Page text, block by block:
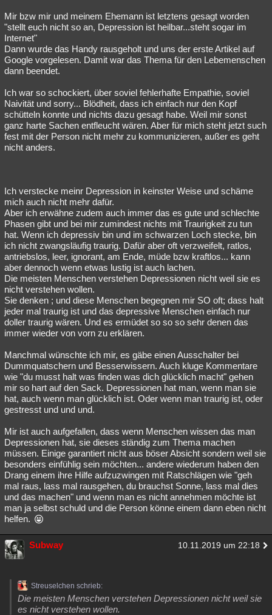
Besucht Teilgenommen Alle Neue Geschlossen
Lesenswert
Mir bzw mir und meinem Ehemann ist letztens gesagt worden
"stellt euch nicht so an, Depression ist heilbar...steht sogar im
Internet"
Dann wurde das Handy rausgeholt und uns der erste Artikel auf
Google vorgelesen. Damit war das Thema für den Lebemenschen
dann beendet.
Ich war so schockiert, über soviel fehlerhafte Empathie, soviel
Naivität und sorry... Blödheit, dass ich einfach nur den Kopf
schütteln konnte und nichts dazu gesagt habe. Weil mir sonst
ganz harte Sachen entfleucht wären. Aber für mich steht jetzt such
fest mit der Person nicht mehr zu kommunizieren, außer es geht
nicht anders.
Ich verstecke meinr Depression in keinster Weise und schäme
mich auch nicht mehr dafür.
Aber ich erwähne zudem auch immer das es gute und schlechte
Phasen gibt und bei mir zumindest nichts mit Traurigkeit zu tun
hat. Wenn ich depressiv bin und im schwarzen Loch stecke, bin
ich nicht zwangsläufig traurig. Dafür aber oft verzweifelt, ratlos,
antriebslos, leer, ignorant, am Ende, müde bzw kraftlos... kann
aber dennoch wenn etwas lustig ist auch lachen.
Die meisten Menschen verstehen Depressionen nicht weil sie es
nicht verstehen wollen.
Sie denken ; und diese Menschen begegnen mir SO oft; dass halt
jeder mal traurig ist und das depressive Menschen einfach nur
doller traurig wären. Und es ermüdet so so so sehr denen das
immer wieder von vorn zu erklären.
Manchmal wünschte ich mir, es gäbe einen Ausschalter bei
Dummquatschern und Besserwissern. Auch kluge Kommentare
wie "du musst halt was finden was dich glücklich macht" gehen
mir so hart auf den Sack. Depressionen hat man, wenn man sie
hat, auch wenn man glücklich ist. Oder wenn man traurig ist, oder
gestresst und und und.
Mir ist auch aufgefallen, dass wenn Menschen wissen das man
Depressionen hat, sie dieses ständig zum Thema machen
müssen. Einige garantiert nicht aus böser Absicht sondern weil sie
besonders einfühlig sein möchten... andere wiederum haben den
Drang einem ihre Hilfe aufzuzwingen mit Ratschlägen wie "geh
mal raus, lass mal rausgehen, du brauchst Sonne, lass mal dies
und das machen" und wenn man es nicht annehmen möchte ist
man ja selbst schuld und die Person könne einem dann eben nicht
helfen.
Subway 10.11.2019 um 22:18
Streuselchen schrieb:
Die meisten Menschen verstehen Depressionen nicht weil sie
es nicht verstehen wollen.